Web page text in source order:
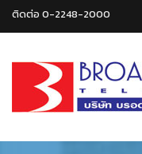
ติดต่อ 0-2248-2000
Thai